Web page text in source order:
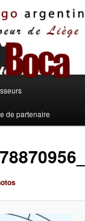
de partenaire